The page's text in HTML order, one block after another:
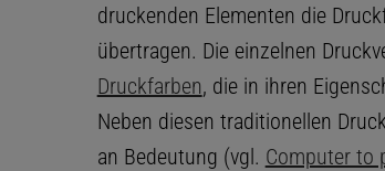
druckenden Elementen die
übertragen. Die einzelnen
Druckfarben, die in ihren
Neben diesen traditionellen
an Bedeutung (vgl. Computer to